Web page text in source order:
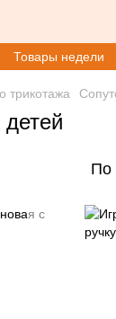
Товары недели
трикотажа
По